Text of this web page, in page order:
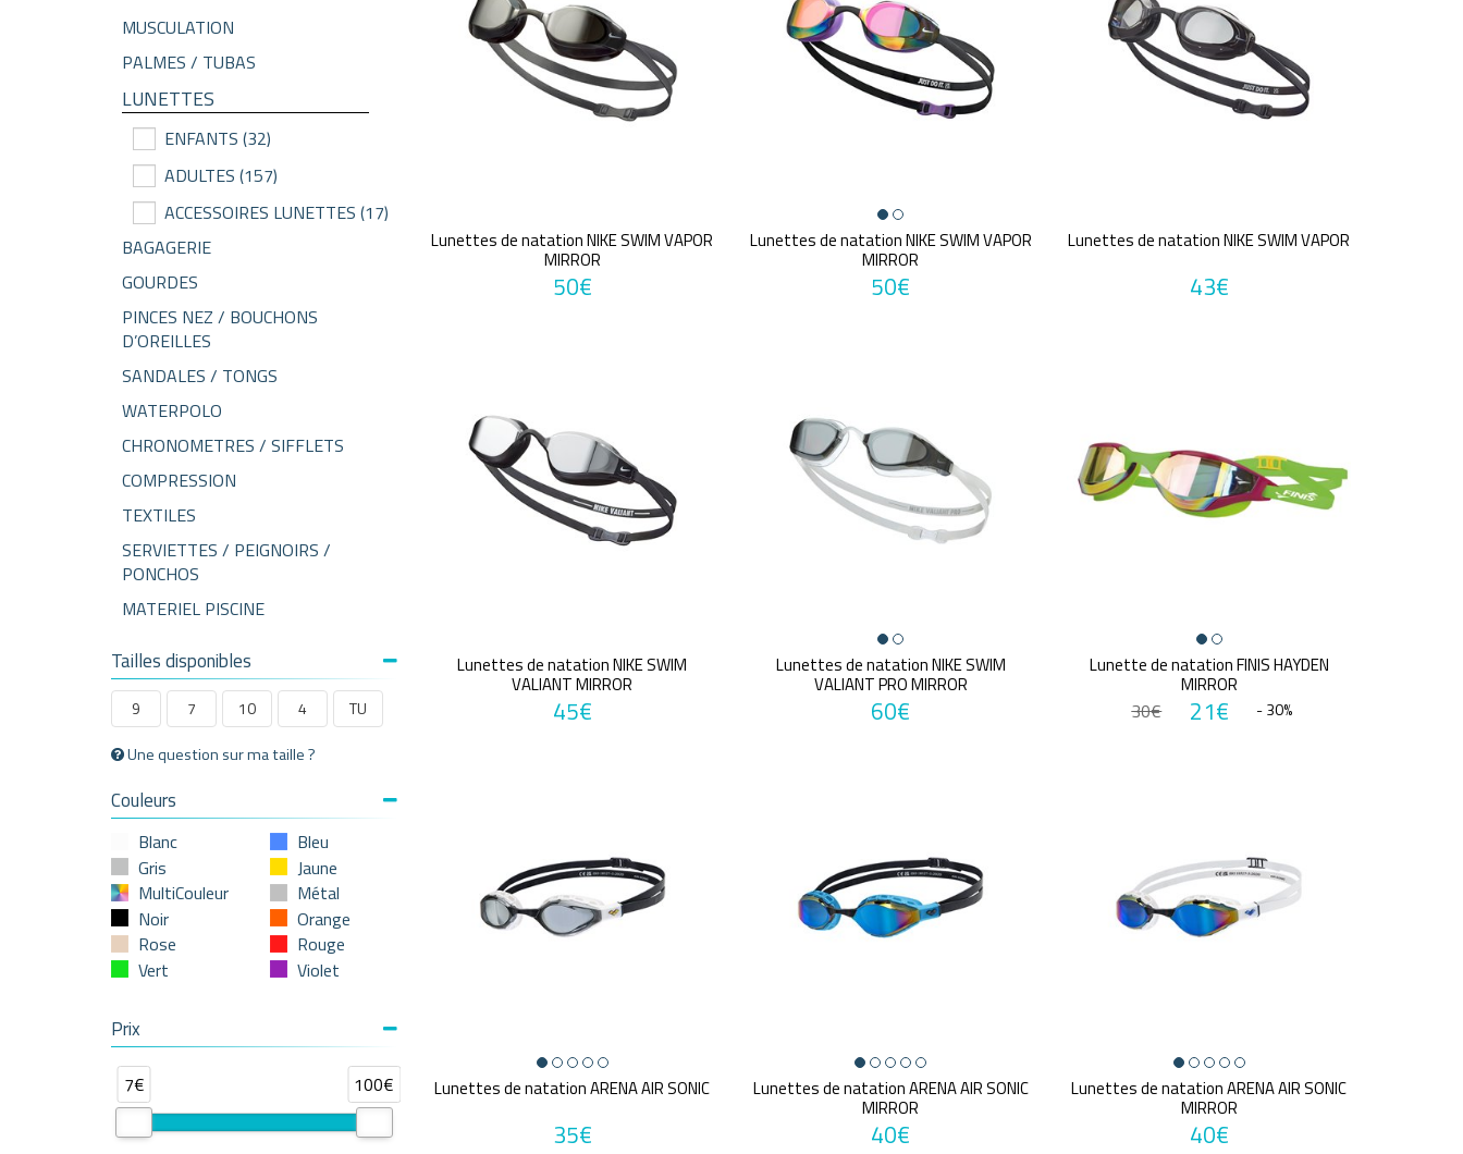
MUSCULATION
PALMES / TUBAS
LUNETTES
ENFANTS (32)
ADULTES (157)
ACCESSOIRES LUNETTES (17)
BAGAGERIE
GOURDES
PINCES NEZ / BOUCHONS
D’OREILLES
SANDALES / TONGS
WATERPOLO
CHRONOMETRES / SIFFLETS
COMPRESSION
TEXTILES
SERVIETTES / PEIGNOIRS /
PONCHOS
MATERIEL PISCINE
Tailles disponibles
9 7 10 4 TU
Une question sur ma taille ?
Couleurs
Blanc
Bleu
Gris
Jaune
MultiCouleur
Métal
Noir
Orange
Rose
Rouge
Vert
Violet
Prix
7€ 100€
Lunettes de natation NIKE SWIM VAPOR
MIRROR
50€
Lunettes de natation NIKE SWIM VAPOR
MIRROR
50€
Lunettes de natation NIKE SWIM VAPOR
43€
Lunettes de natation NIKE SWIM
VALIANT MIRROR
45€
Lunettes de natation NIKE SWIM
VALIANT PRO MIRROR
60€
Lunette de natation FINIS HAYDEN
MIRROR
30€ 21€ - 30%
Lunettes de natation ARENA AIR SONIC
35€
Lunettes de natation ARENA AIR SONIC
MIRROR
40€
Lunettes de natation ARENA AIR SONIC
MIRROR
40€